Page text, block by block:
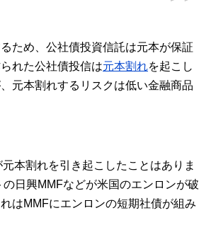
ため、公社債投資信託は元本が保証
れた公社債投信は元本割れを起こし
元本割れするリスクは低い金融商品
元本割れを引き起こしたことはありま
日興MMFなどが米国のエンロンが破
はMMFにエンロンの短期社債が組み